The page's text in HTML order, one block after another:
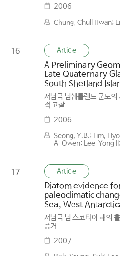
2006
Chung, Chull Hwan;
16 Article
A Preliminary
Late Quaternary
South Shetland
서남극 남쉐틀랜드 군도
적 고찰
2006
Seong, Y.B.; Lim,
A. Owen; Lee, Yong Il;
17 Article
Diatom evidence
paleoclimatic
Sea, West
서남극 남 스코티아 해의
증거
2007